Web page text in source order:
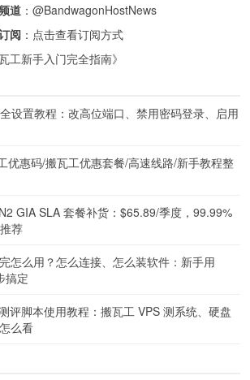
道 ： @BandwagonHostNews
阅 ： 点击查看订阅方式
工新手入门完全指南》
设置教程：改高位端口、禁用密码登录、启用
优惠码/搬瓦工优惠套餐/高速线路/新手教程整
GIA SLA 套餐补货：$65.89/季度，99.99%
荐
怎么用？怎么连接、怎么装软件：新手用
搞定
评脚本使用教程：搬瓦工 VPS 测系统、硬盘
么看